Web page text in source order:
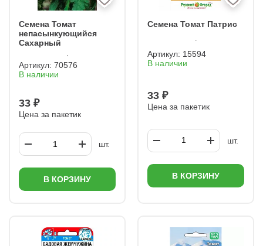
Семена Томат
непасынкующийся
Сахарный
Артикул: 70576
В наличии
33 ₽
Цена за пакетик
шт.
В КОРЗИНУ
Семена Томат Патрис
Артикул: 15594
В наличии
33 ₽
Цена за пакетик
шт.
В КОРЗИНУ